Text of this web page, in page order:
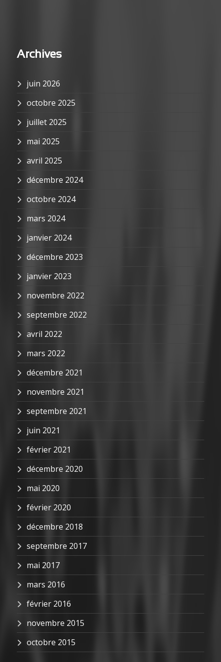
Archives
juin 2026
octobre 2025
juillet 2025
mai 2025
avril 2025
décembre 2024
octobre 2024
mars 2024
janvier 2024
décembre 2023
janvier 2023
novembre 2022
septembre 2022
avril 2022
mars 2022
décembre 2021
novembre 2021
septembre 2021
juin 2021
février 2021
décembre 2020
mai 2020
février 2020
décembre 2018
septembre 2017
mai 2017
mars 2016
février 2016
novembre 2015
octobre 2015